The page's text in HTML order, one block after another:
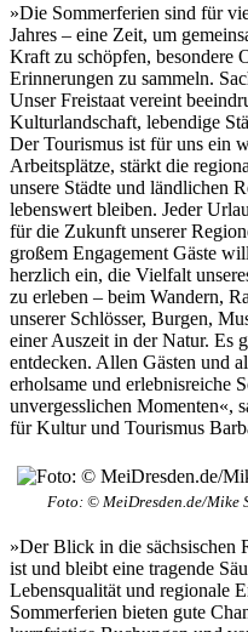
»Die Sommerferien sind für
Jahres – eine Zeit, um
Kraft zu schöpfen, besondere
Erinnerungen zu sammeln.
Unser Freistaat vereint
Kulturlandschaft, lebendige
Der Tourismus ist für uns ein
Arbeitsplätze, stärkt die
unsere Städte und ländlichen
lebenswert bleiben. Jeder
für die Zukunft unserer
großem Engagement Gäste
herzlich ein, die Vielfalt
zu erleben – beim Wandern,
unserer Schlösser, Burgen,
einer Auszeit in der Natur. Es
entdecken. Allen Gästen und
erholsame und erlebnisreiche
unvergesslichen Momenten«,
für Kultur und Tourismus
Foto: © MeiDresden.de/Mike
»Der Blick in die sächsischen
ist und bleibt eine tragende
Lebensqualität und regionale
Sommerferien bieten gute